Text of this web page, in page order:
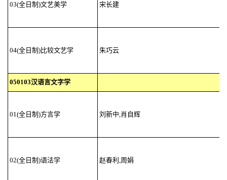
03(全日制)文艺美学 宋长建
04(全日制)比较文艺学 朱巧云
050103汉语言文字学
01(全日制)方言学 刘新中,肖自辉
02(全日制)语法学 赵春利,周娟